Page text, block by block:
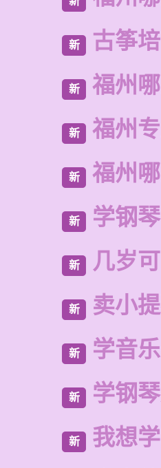
新 古筝
新 福州
新 福州
新 福州
新 学钢琴
新 几岁
新 卖小
新 学音
新 学钢
新 我想